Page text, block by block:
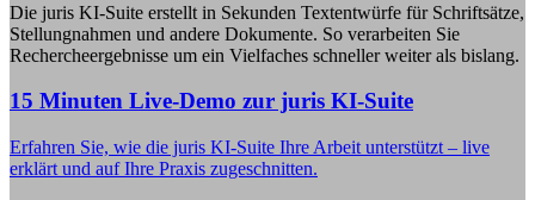
Die juris KI-Suite erstellt in Sekunden Textentwürfe für Schriftsätze,
Stellungnahmen und andere Dokumente. So verarbeiten Sie
Rechercheergebnisse um ein Vielfaches schneller weiter als bislang.
15 Minuten Live-Demo zur juris KI-Suite
Erfahren Sie, wie die juris KI-Suite Ihre Arbeit unterstützt – live
erklärt und auf Ihre Praxis zugeschnitten.